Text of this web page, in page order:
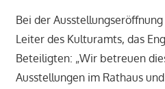
Bei der
Leiter des Kulturamts, das
Beteiligten: „Wir betreuen
Ausstellungen im Rathaus